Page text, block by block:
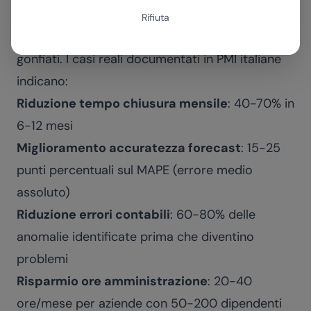
Rifiuta
ROI e tempi di implementazione
gonfiati. I casi reali documentati in PMI italiane
indicano:
Riduzione tempo chiusura mensile: 40-70% in
6-12 mesi
Miglioramento accuratezza forecast: 15-25
punti percentuali sul MAPE (errore medio
assoluto)
Riduzione errori contabili: 60-80% delle
anomalie identificate prima che diventino
problemi
Risparmio ore amministrazione: 20-40
ore/mese per aziende con 50-200 dipendenti